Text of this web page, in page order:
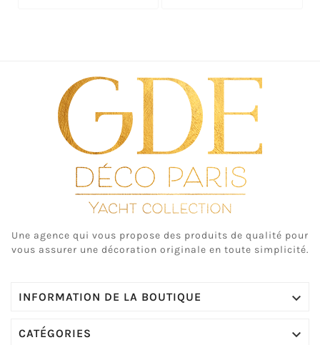
Une agence qui vous propose des produits de qualité pour
vous assurer une décoration originale en toute simplicité.
INFORMATION DE LA BOUTIQUE 
CATÉGORIES 